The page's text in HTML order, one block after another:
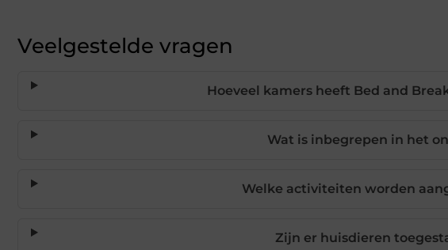
Veelgestelde vragen
Hoeveel kamers heeft Bed and
Wat is inbegrepen in het
Welke activiteiten worden
Zijn er huisdieren